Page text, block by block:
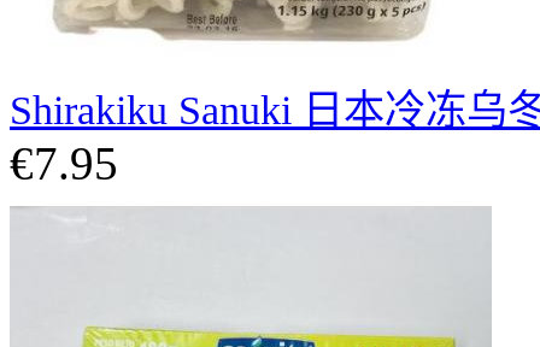
Shirakiku Sanuki 日本冷冻乌
€7.95